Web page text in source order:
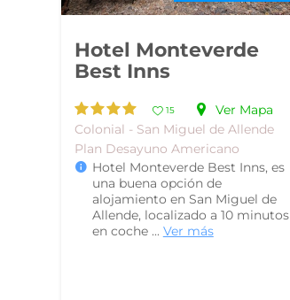
Hotel Monteverde
Best Inns
15
Ver Mapa
Colonial - San Miguel de Allende
Plan Desayuno Americano
Hotel Monteverde Best Inns, es
una buena opción de
alojamiento en San Miguel de
Allende, localizado a 10 minutos
en coche ... Ver más